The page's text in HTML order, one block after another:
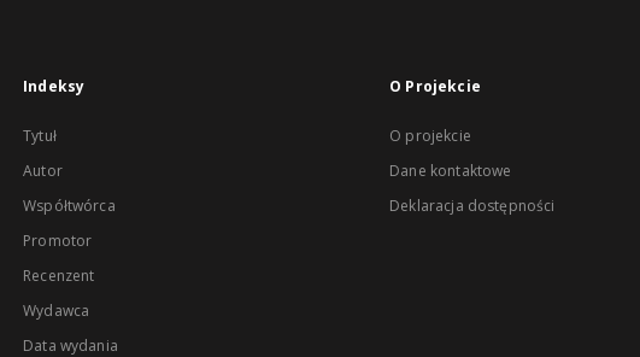
Indeksy
Tytuł
Autor
Współtwórca
Promotor
Recenzent
Wydawca
Data wydania
O Projekcie
O projekcie
Dane kontaktowe
Deklaracja dostępności